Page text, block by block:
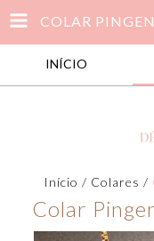
INÍCIO
Início / Colares /
Colar